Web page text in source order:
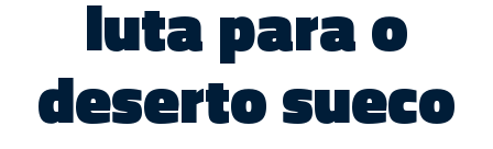
luta para o
deserto sueco